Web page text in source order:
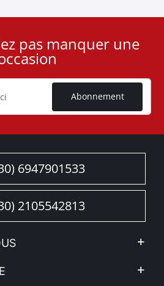
pas manquer une
Abonnement
6947901533
2105542813